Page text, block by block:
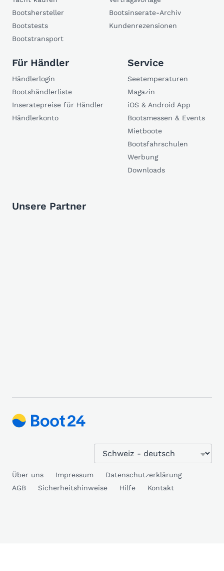
Bootshersteller
Bootstests
Bootstransport
Bootsinserate-Archiv
Kundenrezensionen
Für Händler
Händlerlogin
Bootshändlerliste
Inseratepreise für Händler
Händlerkonto
Service
Seetemperaturen
Magazin
iOS & Android App
Bootsmessen & Events
Mietboote
Bootsfahrschulen
Werbung
Downloads
Unsere Partner
Über uns Impressum
Datenschutzerklärung
AGB
Sicherheitshinweise Hilfe Kontakt